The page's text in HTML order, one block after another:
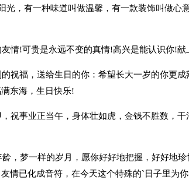
光，有一种味道叫做温馨，有一款装饰叫做心
情!可贵是永远不变的真情!高兴是能认识你!
祝福，送给生日的你：希望长大一岁的你更
东海，生日快乐!
祝事业正当午，身体壮如虎，金钱不胜数，
，梦一样的岁月，愿你好好地把握，好好地
情已化成音符，在今天这个特殊的`日子里为你